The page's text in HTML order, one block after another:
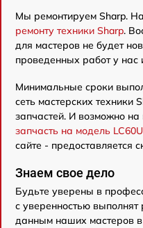
Мы ремонтируем Sharp.
ремонту техники Sharp.
для мастеров не будет
проведенных работ у нас
Минимальные сроки
сеть мастерских техники
запчастей. И возможно
запчасть на модель
сайте - предоставляется
Знаем свое дело
Будьте уверены в
с уверенностью выполнят
данным наших мастеров в